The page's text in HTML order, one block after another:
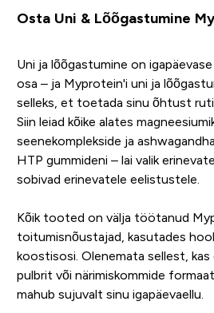
Osta Uni & Lõõgastumine
Uni ja lõõgastumine on
osa – ja Myprotein'i uni ja
selleks, et toetada sinu õhtust
Siin leiad kõike alates
seenekomplekside ja
HTP gummideni – lai valik
sobivad erinevatele eelistustele.
Kõik tooted on välja töötanud
toitumisnõustajad, kasutades
koostisosi. Olenemata sellest, kas
pulbrit või närimiskommide
mahub sujuvalt sinu igapäevaellu.